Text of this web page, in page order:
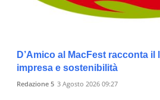
D’Amico al MacFest racconta il
impresa e sostenibilità
Redazione 5 3 Agosto 2026 09:27